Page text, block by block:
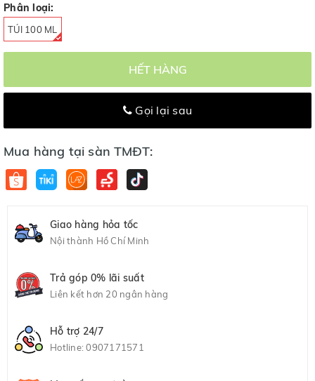
Phân loại:
TÚI 100 ML
HẾT HÀNG
Gọi lại sau
Mua hàng tại sàn TMĐT:
Giao hàng hỏa tốc
Nội thành Hồ Chí Minh
Trả góp 0% lãi suất
Liên kết hơn 20 ngân hàng
Hỗ trợ 24/7
Hotline:0907171571